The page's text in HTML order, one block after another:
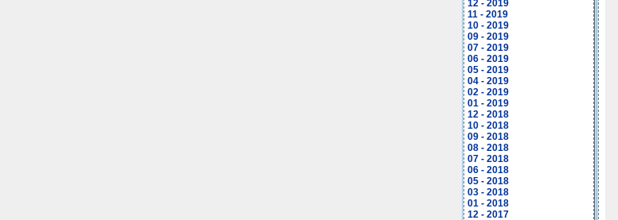
12 - 2019
11 - 2019
10 - 2019
09 - 2019
07 - 2019
06 - 2019
05 - 2019
04 - 2019
02 - 2019
01 - 2019
12 - 2018
10 - 2018
09 - 2018
08 - 2018
07 - 2018
06 - 2018
05 - 2018
03 - 2018
01 - 2018
12 - 2017